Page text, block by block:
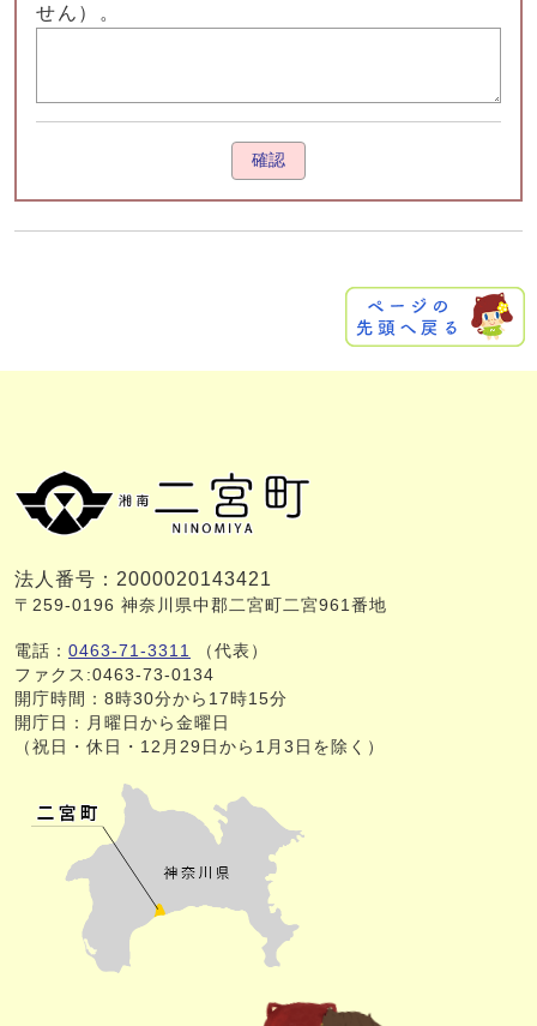
せん）。
確認
法人番号：2000020143421
〒259-0196 神奈川県中郡二宮町二宮961番地
電話： 0463-71-3311 （代表）
ファクス:0463-73-0134
開庁時間：8時30分から17時15分
開庁日：月曜日から金曜日
（祝日・休日・12月29日から1月3日を除く）